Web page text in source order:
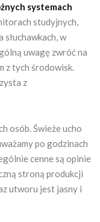
systemach
studyjnych,
słuchawkach, w
uwagę zwróć na
z tych środowisk.
z
osób. Świeże ucho
po godzinach
cenne są opinie
stroną produkcji
utworu jest jasny i